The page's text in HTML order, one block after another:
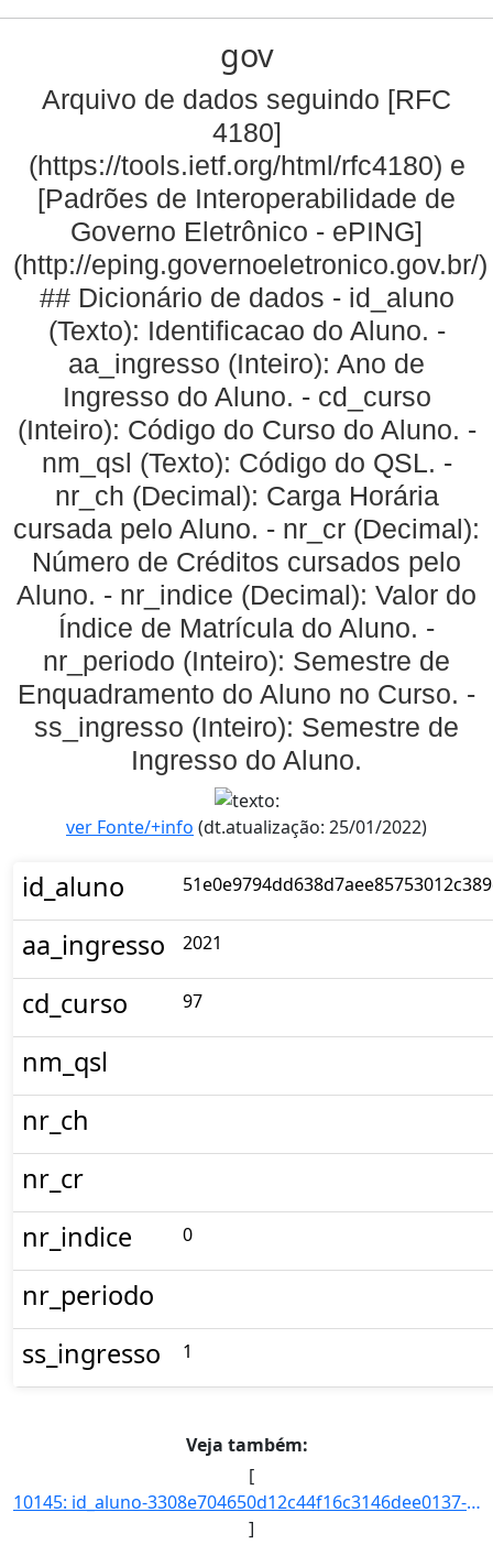
gov
Arquivo de dados seguindo [RFC
4180]
(https://tools.ietf.org/html/rfc4180) e
[Padrões de Interoperabilidade de
Governo Eletrônico - ePING]
(http://eping.governoeletronico.gov.br/)
## Dicionário de dados - id_aluno
(Texto): Identificacao do Aluno. -
aa_ingresso (Inteiro): Ano de
Ingresso do Aluno. - cd_curso
(Inteiro): Código do Curso do Aluno. -
nm_qsl (Texto): Código do QSL. -
nr_ch (Decimal): Carga Horária
cursada pelo Aluno. - nr_cr (Decimal):
Número de Créditos cursados pelo
Aluno. - nr_indice (Decimal): Valor do
Índice de Matrícula do Aluno. -
nr_periodo (Inteiro): Semestre de
Enquadramento do Aluno no Curso. -
ss_ingresso (Inteiro): Semestre de
Ingresso do Aluno.
ver Fonte/+info (dt.atualização: 25/01/2022)
id_aluno
aa_ingresso 2021
cd_curso 97
nm_qsl
nr_ch
nr_cr
nr_indice
0
nr_periodo
ss_ingresso
1
Veja também:
[
10145: id_aluno-3308e704650d12c44f16c3146dee0137-aa_ingresso-2021-cd_curso-97-nm_qsl--nr_ch--nr_cr--nr_indi]
]